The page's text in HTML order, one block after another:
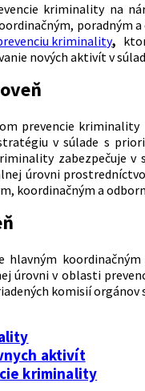
kriminality na
poradným
kriminality,
nových aktivít v
prevencie
v súlade s
zabezpečuje
úrovni
koordinačným a
hlavným
úrovni v oblasti
komisií orgánov
aktivít
kriminality